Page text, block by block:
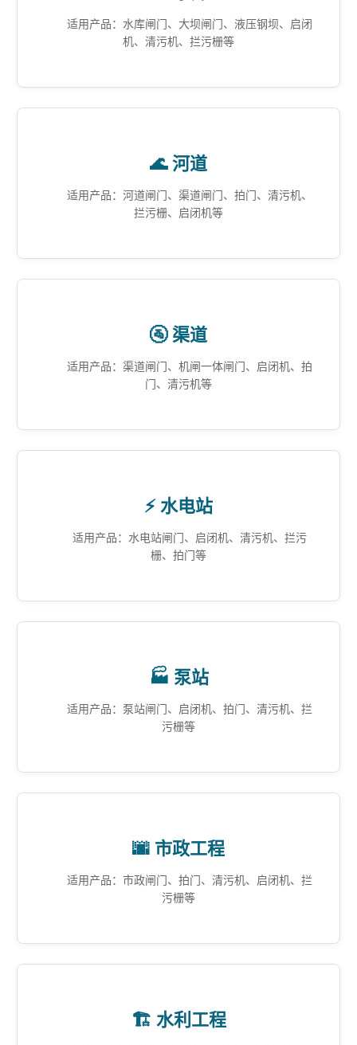
适用产品：水库闸门、大坝闸门、液压钢坝、启闭
机、清污机、拦污栅等
🌊 河道
适用产品：河道闸门、渠道闸门、拍门、清污机、
拦污栅、启闭机等
🚰 渠道
适用产品：渠道闸门、机闸一体闸门、启闭机、拍
门、清污机等
⚡ 水电站
适用产品：水电站闸门、启闭机、清污机、拦污
栅、拍门等
🏭 泵站
适用产品：泵站闸门、启闭机、拍门、清污机、拦
污栅等
🌆 市政工程
适用产品：市政闸门、拍门、清污机、启闭机、拦
污栅等
🏗️ 水利工程